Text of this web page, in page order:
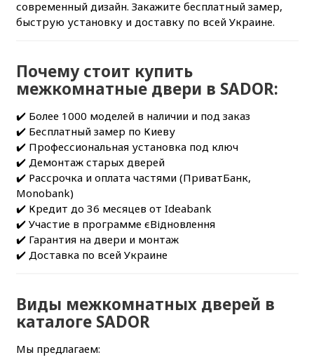
современный дизайн. Закажите бесплатный замер,
быструю установку и доставку по всей Украине.
Почему стоит купить
межкомнатные двери в SADOR:
✔️ Более 1000 моделей в наличии и под заказ
✔️ Бесплатный замер по Киеву
✔️ Профессиональная установка под ключ
✔️ Демонтаж старых дверей
✔️ Рассрочка и оплата частями (ПриватБанк,
Monobank)
✔️ Кредит до 36 месяцев от Ideabank
✔️ Участие в программе єВідновлення
✔️ Гарантия на двери и монтаж
✔️ Доставка по всей Украине
Виды межкомнатных дверей в
каталоге SADOR
Мы предлагаем: